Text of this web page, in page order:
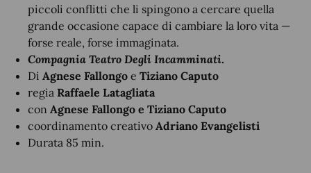
piccoli conflitti che li spingono a cercare quella
grande occasione capace di cambiare la loro vita —
forse reale, forse immaginata.
Compagnia Teatro Degli Incamminati.
Di Agnese Fallongo e Tiziano Caputo
regia Raffaele Latagliata
con Agnese Fallongo e Tiziano Caputo
coordinamento creativo Adriano Evangelisti
Durata 85 min.